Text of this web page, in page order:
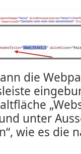
die
unter
wie es die